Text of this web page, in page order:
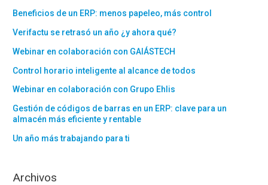
Beneficios de un ERP: menos papeleo, más control
Verifactu se retrasó un año ¿y ahora qué?
Webinar en colaboración con GAIÁSTECH
Control horario inteligente al alcance de todos
Webinar en colaboración con Grupo Ehlis
Gestión de códigos de barras en un ERP: clave para un
almacén más eficiente y rentable
Un año más trabajando para ti
Archivos